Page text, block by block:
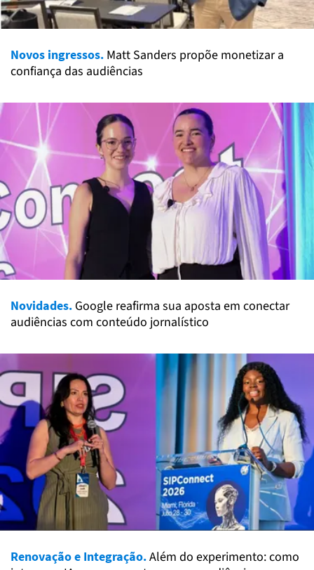
Novos ingressos. Matt Sanders propõe monetizar a
confiança das audiências
Novidades. Google reafirma sua aposta em conectar
audiências com conteúdo jornalístico
Renovação e Integração.Além do experimento: como